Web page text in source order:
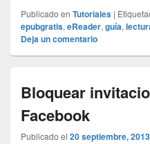
Publicado en Tutoriales |
epubgratis, eReader, guía,
Deja un comentario
Bloquear
Facebook
Publicado el 20 septiembre, 2013